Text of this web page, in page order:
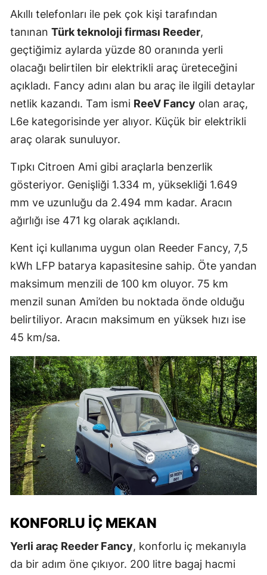
Akıllı telefonları ile pek çok kişi tarafından
tanınan Türk teknoloji firması Reeder,
geçtiğimiz aylarda yüzde 80 oranında yerli
olacağı belirtilen bir elektrikli araç üreteceğini
açıkladı. Fancy adını alan bu araç ile ilgili detaylar
netlik kazandı. Tam ismi ReeV Fancy olan araç,
L6e kategorisinde yer alıyor. Küçük bir elektrikli
araç olarak sunuluyor.
Tıpkı Citroen Ami gibi araçlarla benzerlik
gösteriyor. Genişliği 1.334 m, yüksekliği 1.649
mm ve uzunluğu da 2.494 mm kadar. Aracın
ağırlığı ise 471 kg olarak açıklandı.
Kent içi kullanıma uygun olan Reeder Fancy, 7,5
kWh LFP batarya kapasitesine sahip. Öte yandan
maksimum menzili de 100 km oluyor. 75 km
menzil sunan Ami’den bu noktada önde olduğu
belirtiliyor. Aracın maksimum en yüksek hızı ise
45 km/sa.
KONFORLU İÇ MEKAN
Yerli araç Reeder Fancy, konforlu iç mekanıyla
da bir adım öne çıkıyor. 200 litre bagaj hacmi